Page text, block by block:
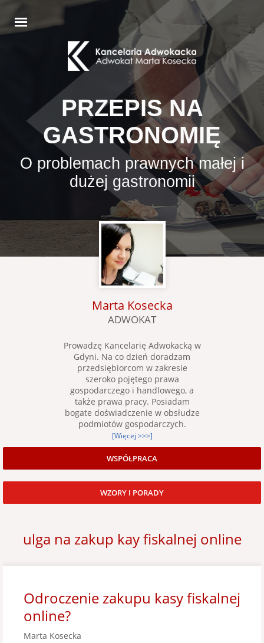
PRZEPIS NA
GASTRONOMIĘ
O problemach prawnych małej i
dużej gastronomii
Marta Kosecka
ADWOKAT
Prowadzę Kancelarię Adwokacką w
Gdyni. Na co dzień doradzam
przedsiębiorcom w zakresie
szeroko pojętego prawa
gospodarczego i handlowego, a
także prawa pracy. Posiadam
bogate doświadczenie w obsłudze
podmiotów gospodarczych.
[Więcej >>>]
WSPÓŁPRACA
WZORY I PORADY
ulga na zakup kay fiskalnej online
Odroczenie zakupu kasy fiskalnej
online?
Marta Kosecka